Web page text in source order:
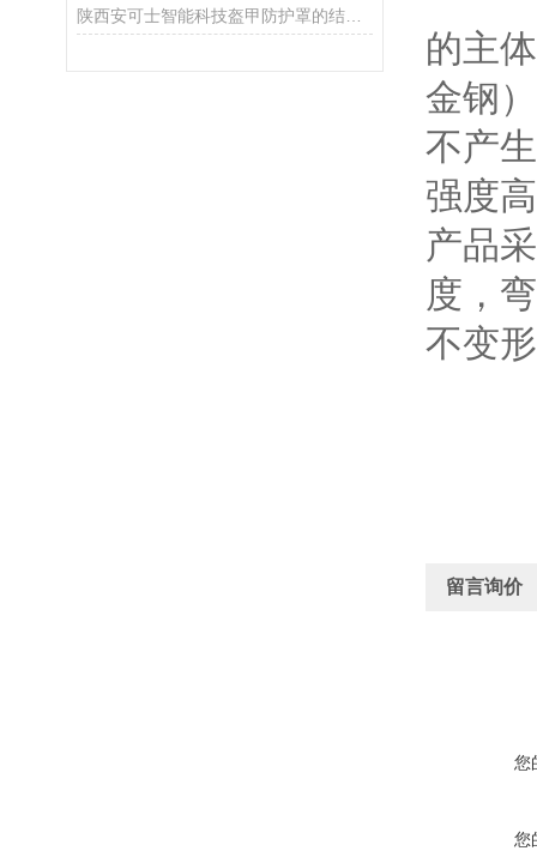
陕西安可士智能科技盔甲防护罩的结构设计特点说明
的主
金钢
不产
强度
产品
度，
不变
留言询价
您
您